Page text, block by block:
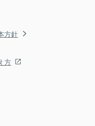
方針
方